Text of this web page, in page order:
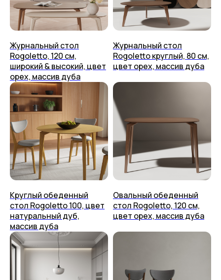
Журнальный стол
Rogoletto, 120 см,
широкий & высокий, цвет
орех, массив дуба
Журнальный стол
Rogoletto круглый, 80 см,
цвет орех, массив дуба
Круглый обеденный
стол Rogoletto 100, цвет
натуральный дуб,
массив дуба
Овальный обеденный
стол Rogoletto, 120 см,
цвет орех, массив дуба
ООО «ПЛЕЙС ИТ» 2023-2026 г.
КАЗАНЬ,
УЛ. БРАТЬЕВ ПЕТРЯЕВЫХ, 5, корп. 4
placeithome@ya.ru
Контакты
+7 (499) 444-60-67
Пользовательское соглашение
Политика конфиденциальности
Мы на Яндекс Маркете
Техподдержка
Гарантия и уход
Доставка
Упаковка
Приём изделия
Аксессуары
Тумбы
Полки
Стеллажи
Консоли